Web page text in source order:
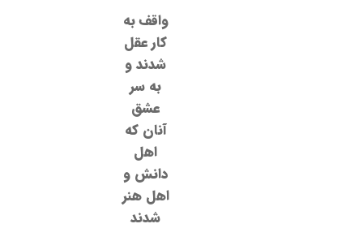
واقف به
کار عقل
شدند و
به سر
عشق
آنان که
اهل
دانش و
اهل هنر
شدند